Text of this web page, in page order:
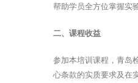
帮助学员全方位掌握实
二、课程收益
参加本培训课程，青岛
心条款的实质要求及在